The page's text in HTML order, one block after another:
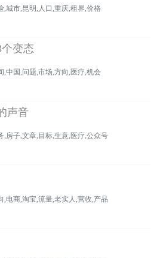
,城市,昆明,人口,重庆,租界,价格
变态
,中国,问题,市场,方向,医疗,机会
声音
,房子,文章,目标,生意,医疗,公众号
,电商,淘宝,流量,老实人,营收,产品